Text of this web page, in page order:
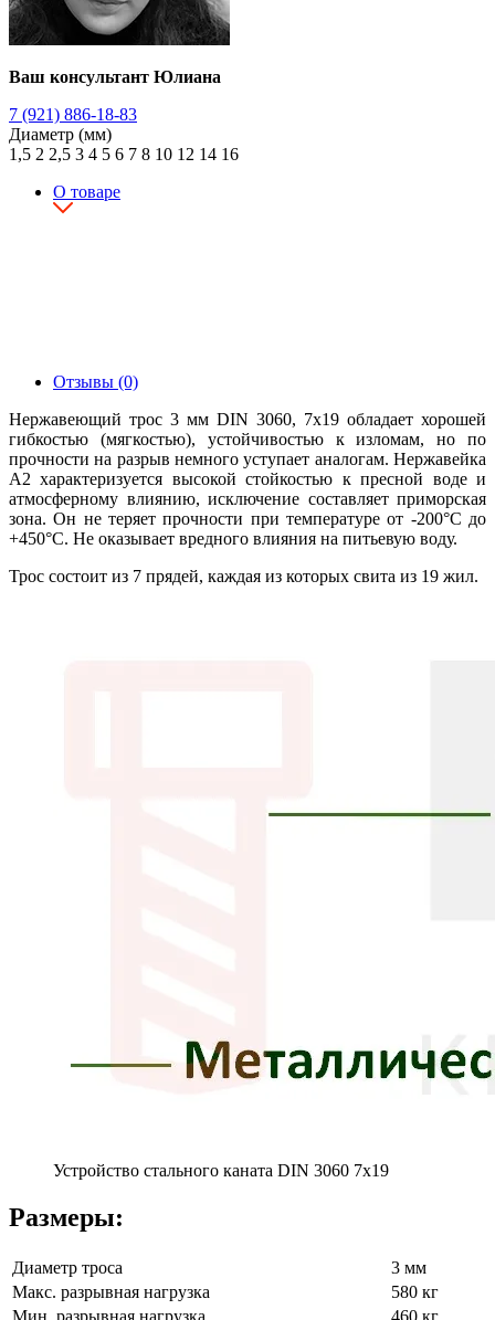
Ваш консультант Юлиана
7 (921) 886-18-83
Диаметр (мм)
1,5 2 2,5 3 4 5 6 7 8 10 12 14 16
О товаре
Отзывы (0)
Нержавеющий трос 3 мм DIN 3060, 7х19 обладает хорошей
гибкостью (мягкостью), устойчивостью к изломам, но по
прочности на разрыв немного уступает аналогам. Нержавейка
А2 характеризуется высокой стойкостью к пресной воде и
атмосферному влиянию, исключение составляет приморская
зона. Он не теряет прочности при температуре от -200°С до
+450°С. Не оказывает вредного влияния на питьевую воду.
Трос состоит из 7 прядей, каждая из которых свита из 19 жил.
Устройство стального каната DIN 3060 7х19
Размеры:
Диаметр троса
3 мм
Макс. разрывная нагрузка
580 кг
Мин. разрывная нагрузка
460 кг